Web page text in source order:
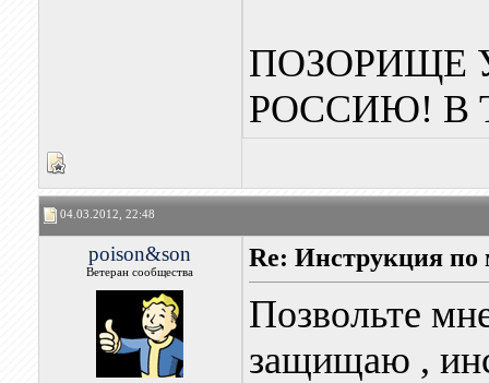
ПОЗОРИЩЕ
РОССИЮ! В
04.03.2012, 22:48
poison&son
Ветеран сообщества
Re: Инструкция
Позвольте
защищаю ,